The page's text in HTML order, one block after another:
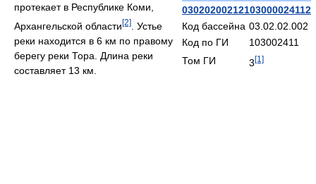
03020200212103000024112
Код бассейна 03.02.02.002
Код по ГИ
103002411
Том ГИ
3[1]
протекает в Республике Коми,
Архангельской области[2]
. Устье
реки находится в 6 км по правому
берегу реки Тора. Длина реки
составляет 13 км.